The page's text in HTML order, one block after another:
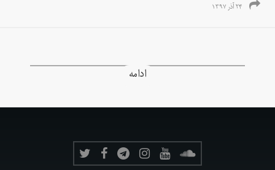
۲۴ آذر ۱۳۹۷
ادامه